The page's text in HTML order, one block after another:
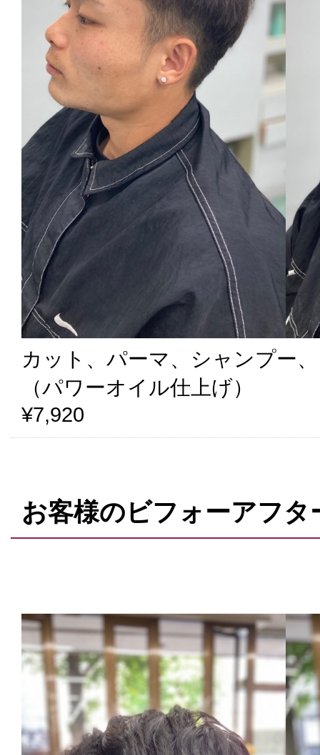
カット、パーマ、シャンプー
（パワーオイル仕上げ）
¥7,920
お客様のビフォーアフタ